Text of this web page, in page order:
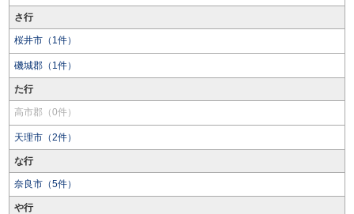
さ行
桜井市（1件）
磯城郡（1件）
た行
高市郡（0件）
天理市（2件）
な行
奈良市（5件）
や行